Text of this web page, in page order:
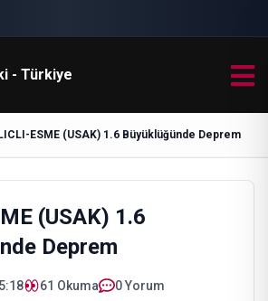
- Türkiye
ESME (USAK) 1.6 Büyüklüğünde Deprem
(USAK) 1.6
Deprem
61 Okuma 0 Yorum